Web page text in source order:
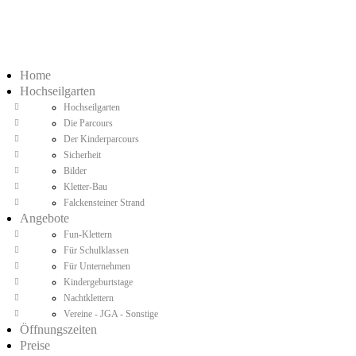
Home
Hochseilgarten
Hochseilgarten
Die Parcours
Der Kinderparcours
Sicherheit
Bilder
Kletter-Bau
Falckensteiner Strand
Angebote
Fun-Klettern
Für Schulklassen
Für Unternehmen
Kindergeburtstage
Nachtklettern
Vereine - JGA - Sonstige
Öffnungszeiten
Preise